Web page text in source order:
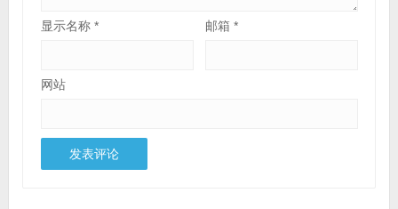
显示名称 * 邮箱*
网站